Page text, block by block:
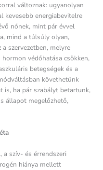
változnak: ugyanolyan
kevesebb energiabevitelre
nőnek, mint pár évvel
mind a túlsúly olyan,
szervezetben, melyre
védőhatása csökken,
betegségek és a
követhetünk
is, ha pár szabályt betartunk,
állapot megelőzhető,
a szív- és érrendszeri
hiánya mellett